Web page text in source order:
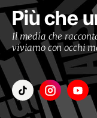
Più che
Il media che
viviamo con occhi